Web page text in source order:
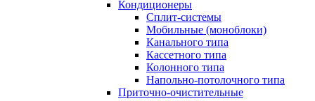
Кондиционеры
Сплит-системы
Мобильные (моноблоки)
Канального типа
Кассетного типа
Колонного типа
Напольно-потолочного типа
Приточно-очистительные